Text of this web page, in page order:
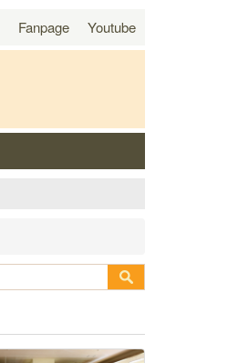
Youtube
Fanpage